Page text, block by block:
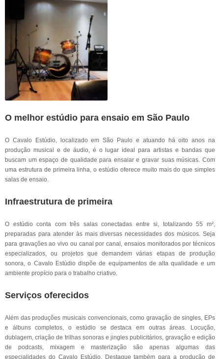
O melhor estúdio para ensaio em São Paulo
O Cavalo Estúdio, localizado em São Paulo e atuando há oito anos na
produção musical e de áudio, é o lugar ideal para artistas e bandas que
buscam um espaço de qualidade para ensaiar e gravar suas músicas. Com
uma estrutura de primeira linha, o estúdio oferece muito mais do que simples
salas de ensaio.
Infraestrutura de primeira
O estúdio conta com três salas conectadas entre si, totalizando 55 m²,
preparadas para atender às mais diversas necessidades dos músicos. Seja
para gravações ao vivo ou canal por canal, ensaios monitorados por técnicos
especializados, ou projetos que demandem várias etapas de produção
sonora, o Cavalo Estúdio dispõe de equipamentos de alta qualidade e um
ambiente propício para o trabalho criativo.
Serviços oferecidos
Além das produções musicais convencionais, como gravação de singles, EPs
e álbuns completos, o estúdio se destaca em outras áreas. Locução,
dublagem, criação de trilhas sonoras e jingles publicitários, gravação e edição
de podcasts, mixagem e masterização são apenas algumas das
especialidades do Cavalo Estúdio. Destaque também para a produção de